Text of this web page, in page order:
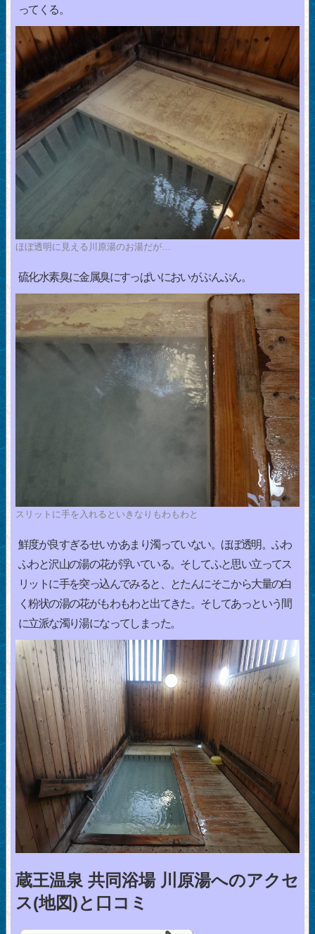
ってくる。
ほぼ透明に見える川原湯のお湯だが…
硫化水素臭に金属臭にすっぱいにおいがぷんぷん。
スリットに手を入れるといきなりもわもわと
鮮度が良すぎるせいかあまり濁っていない。ほぼ透明。ふわ
ふわと沢山の湯の花が浮いている。そしてふと思い立ってス
リットに手を突っ込んでみると、とたんにそこから大量の白
く粉状の湯の花がもわもわと出てきた。そしてあっという間
に立派な濁り湯になってしまった。
蔵王温泉 共同浴場 川原湯へのアクセ
ス(地図)と口コミ